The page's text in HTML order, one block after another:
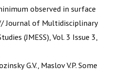
observed in surface
Journal of Multidisciplinary
(JMESS), Vol. 3 Issue 3,
G.V., Maslov V.P. Some